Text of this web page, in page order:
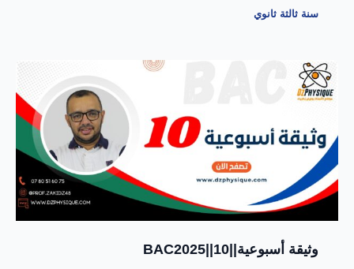
سنة ثالثة ثانوي
وثيقة أسبوعية||10||BAC2025